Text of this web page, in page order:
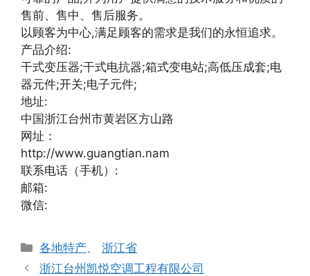
售前、售中、售后服务。
以顾客为中心,满足顾客的需求是我们的永恒追求。
产品介绍:
干式变压器;干式电抗器;箱式变电站;高低压成套;电
器元件;开关;电子元件;
地址:
中国浙江台州市黄岩区方山路
网址：
http://www.guangtian.nam
联系电话（手机）:
邮箱:
微信:
分
类
各地特产、浙江省
浙江台州凯悦空调工程有限公司